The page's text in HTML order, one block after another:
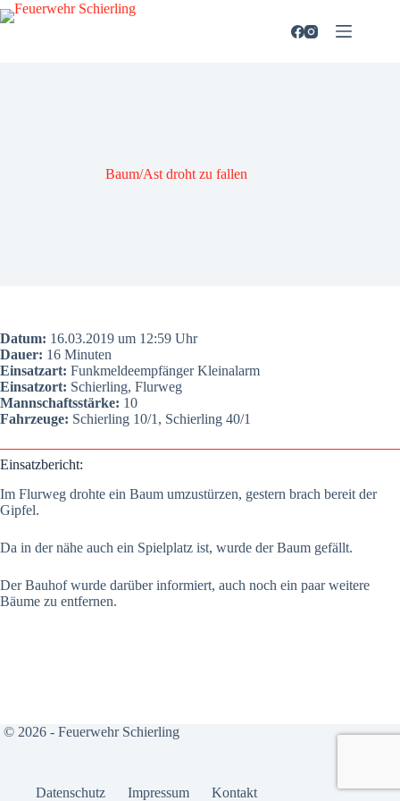
Zum
Inhalt
Baum/Ast droht zu fal­len
Datum: 16.03.2019 um 12:59 Uhr
Dau­er: 16 Minu­ten
Ein­satz­art: Funk­mel­de­emp­fän­ger Kleinalarm
Ein­satz­ort: Schier­ling, Flur­weg
Mann­schafts­stär­ke: 10
Fahr­zeu­ge: Schier­ling 10/1, Schier­ling 40/1
Ein­satz­be­richt:
Im Flur­weg droh­te ein Baum umzu­stür­zen, ges­tern brach bereit der
Gip­fel.
Da in der nähe auch ein Spiel­platz ist, wur­de der Baum gefällt.
Der Bau­hof wur­de dar­über infor­miert, auch noch ein paar wei­te­re
Bäu­me zu ent­fer­nen.
© 2026 - Feuerwehr Schierling
Daten­schutz Impres­sum Kon­takt